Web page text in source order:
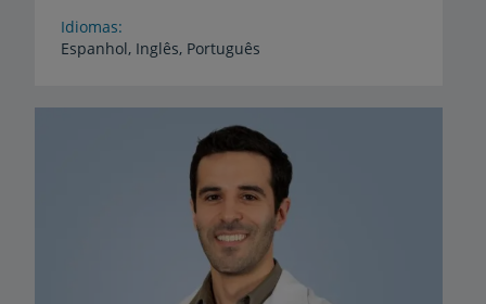
Idiomas
Espanhol, Inglês, Português